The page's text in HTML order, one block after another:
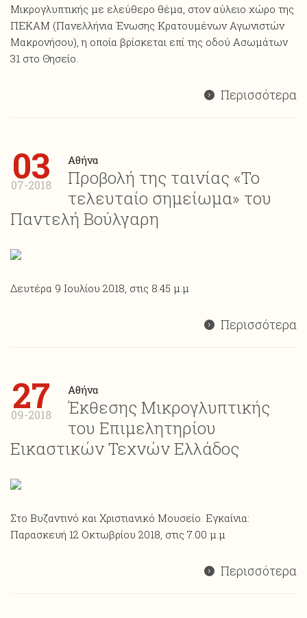
Mικρογλυπτικής με ελεύθερο θέμα, στον αύλειο χώρο της
ΠΕΚΑΜ (Πανελλήνια Ένωσης Κρατουμένων Αγωνιστών
Μακρονήσου), η οποία βρίσκεται επί της οδού Ασωμάτων
31 στο Θησείο.
Περισσότερα
03
07-2018
Αθήνα
Προβολή της ταινίας «Το
τελευταίο σημείωμα» του
Παντελή Βούλγαρη
Δευτέρα 9 Ιουλίου 2018, στις 8.45 μ.μ
Περισσότερα
27
09-2018
Αθήνα
Έκθεσης Μικρογλυπτικής
του Επιμελητηρίου
Εικαστικών Τεχνών Ελλάδος
Στο Βυζαντινό και Χριστιανικό Μουσείο. Εγκαίνια:
Παρασκευή 12 Οκτωβρίου 2018, στις 7.00 μ.μ
Περισσότερα